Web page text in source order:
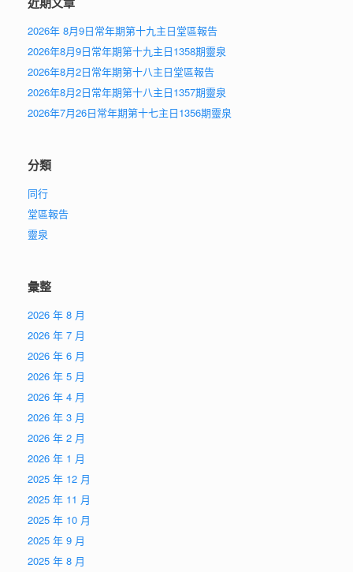
2026年 8月9日常年期第十九主日堂區報告
2026年8月9日常年期第十九主日1358期靈泉
2026年8月2日常年期第十八主日堂區報告
2026年8月2日常年期第十八主日1357期靈泉
2026年7月26日常年期第十七主日1356期靈泉
分類
同行
堂區報告
靈泉
彙整
2026 年 8 月
2026 年 7 月
2026 年 6 月
2026 年 5 月
2026 年 4 月
2026 年 3 月
2026 年 2 月
2026 年 1 月
2025 年 12 月
2025 年 11 月
2025 年 10 月
2025 年 9 月
2025 年 8 月